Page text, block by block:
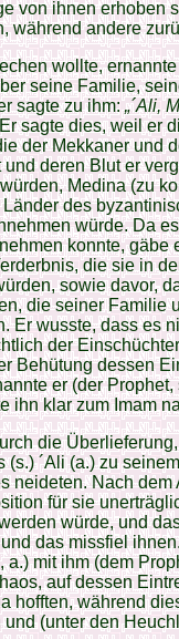
von ihnen erhoben
während andere
wollte,
seine Familie,
sagte zu ihm:„´Ali,
sagte dies, weil er
der Mekkaner und
deren Blut er
Medina (zu
des
würde. Da
konnte, gäbe
die sie in
sowie davor,
die seiner Familie
Er wusste, dass es
der
Behütung dessen
er (der
ihn klar zum Imam
die
(s.) ´Ali (a.) zu
neideten. Nach
für sie
würde, und
das missfiel
a.) mit ihm (dem
auf dessen
hofften, während
(unter den